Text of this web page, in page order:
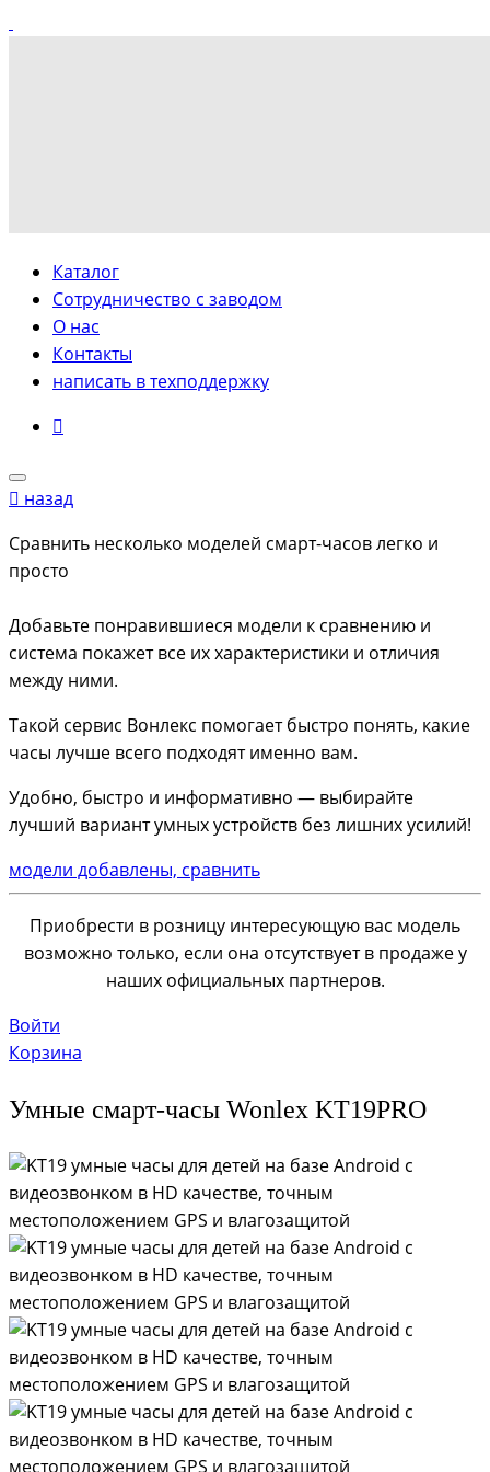
Каталог
Сотрудничество с заводом
О нас
Контакты
написать в техподдержку
назад
Сравнить несколько моделей смарт-часов легко и
просто
Добавьте понравившиеся модели к сравнению и
система покажет все их характеристики и отличия
между ними.
Такой сервис Вонлекс помогает быстро понять, какие
часы лучше всего подходят именно вам.
Удобно, быстро и информативно — выбирайте
лучший вариант умных устройств без лишних усилий!
модели добавлены, сравнить
Приобрести в розницу интересующую вас модель
возможно только, если она отсутствует в продаже у
наших официальных партнеров.
Войти
Корзина
Умные смарт‑часы Wonlex KT19PRO